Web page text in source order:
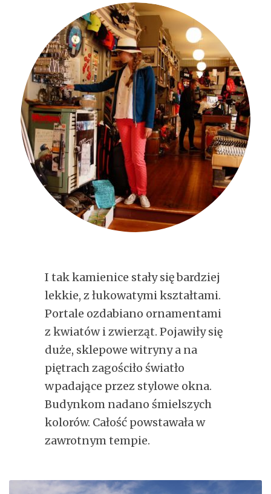
I tak kamienice stały się bardziej
lekkie, z łukowatymi kształtami.
Portale ozdabiano ornamentami
z kwiatów i zwierząt. Pojawiły się
duże, sklepowe witryny a na
piętrach zagościło światło
wpadające przez stylowe okna.
Budynkom nadano śmielszych
kolorów. Całość powstawała w
zawrotnym tempie.